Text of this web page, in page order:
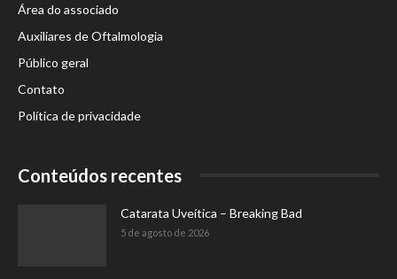
Área do associado
Auxiliares de Oftalmologia
Público geral
Contato
Política de privacidade
Conteúdos recentes
Catarata Uveítica – Breaking Bad
5 de agosto de 2026